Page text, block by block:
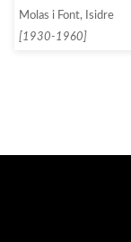
Molas i Font, Isidre
[1930-1960]